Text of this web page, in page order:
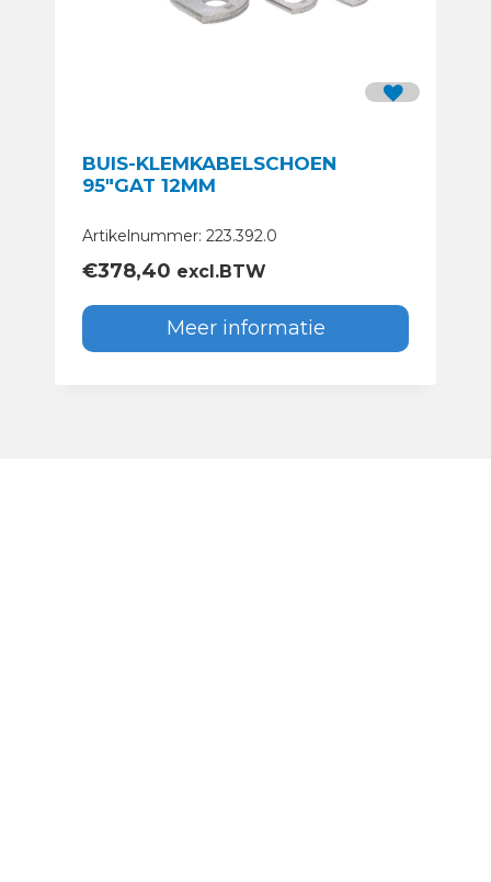
BUIS-KLEMKABELSCHOEN
95″GAT 12MM
Artikelnummer: 223.392.0
€378,40 excl.BTW
Meer informatie